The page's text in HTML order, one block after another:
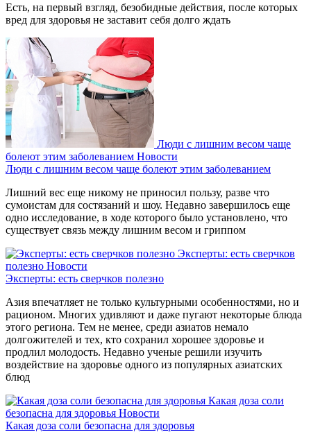
Есть, на первый взгляд, безобидные действия, после которых
вред для здоровья не заставит себя долго ждать
Люди с лишним весом чаще
болеют этим заболеванием Новости
Люди с лишним весом чаще болеют этим заболеванием
Лишний вес еще никому не приносил пользу, разве что
сумоистам для состязаний и шоу. Недавно завершилось еще
одно исследование, в ходе которого было установлено, что
существует связь между лишним весом и гриппом
Эксперты: есть сверчков
полезно Новости
Эксперты: есть сверчков полезно
Азия впечатляет не только культурными особенностями, но и
рационом. Многих удивляют и даже пугают некоторые блюда
этого региона. Тем не менее, среди азиатов немало
долгожителей и тех, кто сохранил хорошее здоровье и
продлил молодость. Недавно ученые решили изучить
воздействие на здоровье одного из популярных азиатских
блюд
Какая доза соли
безопасна для здоровья Новости
Какая доза соли безопасна для здоровья